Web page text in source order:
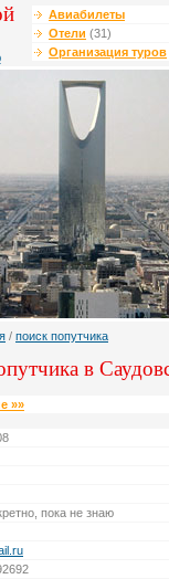
Авиабилеты
Отели (31)
Организация туров
/ поиск попутчика
в
»»
пока не знаю